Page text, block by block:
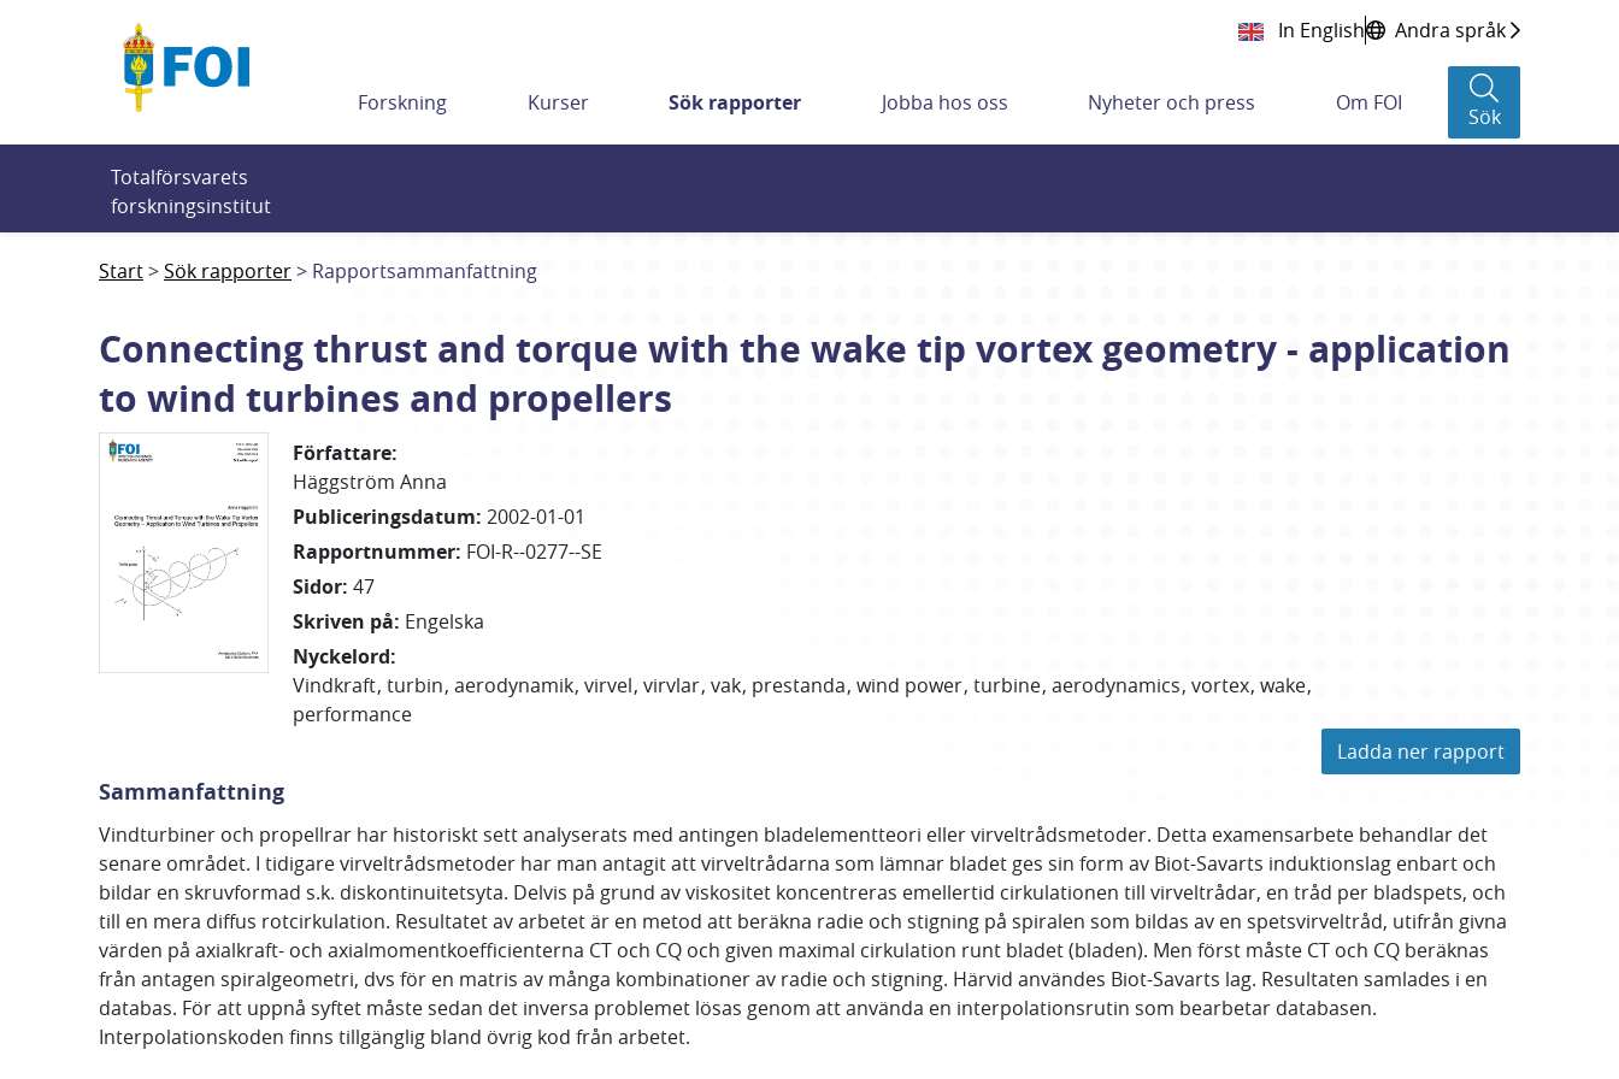
In English Andra språk
Forskning Kurser Sök rapporter Jobba hos oss Nyheter och press Om FOI
Sök
Totalförsvarets
forskningsinstitut
Start Sök rapporter Rapportsammanfattning
Connecting thrust and torque with the wake tip vortex geometry - application
to wind turbines and propellers
Författare:
Häggström Anna
Publiceringsdatum: 2002-01-01
Rapportnummer: FOI-R--0277--SE
Sidor: 47
Skriven på: Engelska
Nyckelord:
Vindkraft turbin aerodynamik virvel virvlar vak prestanda wind power turbine aerodynamics vortex wake
performance
Ladda ner rapport
Sammanfattning
Vindturbiner och propellrar har historiskt sett analyserats med antingen bladelementteori eller virveltrådsmetoder. Detta examensarbete behandlar det
senare området. I tidigare virveltrådsmetoder har man antagit att virveltrådarna som lämnar bladet ges sin form av Biot-Savarts induktionslag enbart och
bildar en skruvformad s.k. diskontinuitetsyta. Delvis på grund av viskositet koncentreras emellertid cirkulationen till virveltrådar, en tråd per bladspets, och
till en mera diffus rotcirkulation. Resultatet av arbetet är en metod att beräkna radie och stigning på spiralen som bildas av en spetsvirveltråd, utifrån givna
värden på axialkraft- och axialmomentkoefficienterna CT och CQ och given maximal cirkulation runt bladet (bladen). Men först måste CT och CQ beräknas
från antagen spiralgeometri, dvs för en matris av många kombinationer av radie och stigning. Härvid användes Biot-Savarts lag. Resultaten samlades i en
databas. För att uppnå syftet måste sedan det inversa problemet lösas genom att använda en interpolationsrutin som bearbetar databasen.
Interpolationskoden finns tillgänglig bland övrig kod från arbetet.